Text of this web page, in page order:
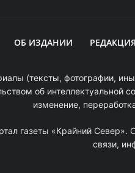
ОБ ИЗДАНИИ РЕДАКЦИЯ
(тексты, фотографии,
об интеллектуальной
изменение,
газеты «Крайний
связи,